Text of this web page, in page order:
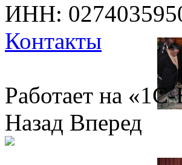
ИНН:
Контакты
Работает на
Назад Вперед